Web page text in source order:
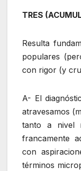
TRES
Resulta
populares
con rigor (y
A- El
atravesamos
tanto a nivel
francamente
con
términos